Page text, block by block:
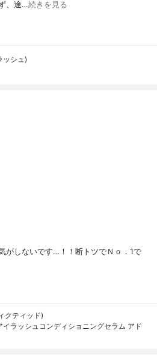
、途…続きを見る
ッシュ)
がしないです…！！断トツでＮｏ．1で
クティッド)
イラッシュコンディショニングセラム アド